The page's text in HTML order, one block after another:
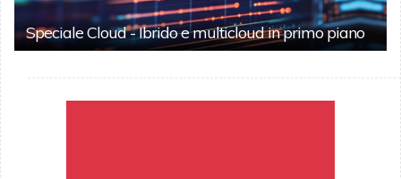
Speciale Cloud - Ibrido e multicloud in primo piano